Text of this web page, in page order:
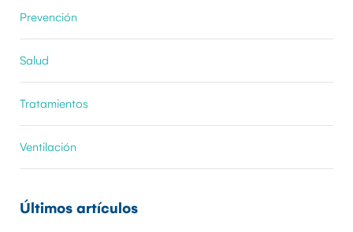
Prevención
Salud
Tratamientos
Ventilación
Últimos artículos